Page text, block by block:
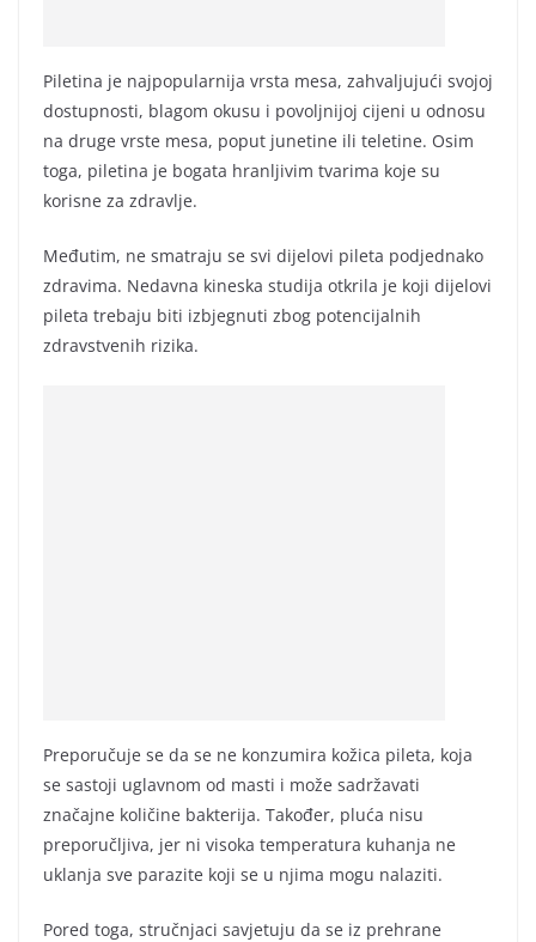
Piletina je najpopularnija vrsta mesa, zahvaljujući svojoj
dostupnosti, blagom okusu i povoljnijoj cijeni u odnosu
na druge vrste mesa, poput junetine ili teletine. Osim
toga, piletina je bogata hranljivim tvarima koje su
korisne za zdravlje.
Međutim, ne smatraju se svi dijelovi pileta podjednako
zdravima. Nedavna kineska studija otkrila je koji dijelovi
pileta trebaju biti izbjegnuti zbog potencijalnih
zdravstvenih rizika.
Preporučuje se da se ne konzumira kožica pileta, koja
se sastoji uglavnom od masti i može sadržavati
značajne količine bakterija. Također, pluća nisu
preporučljiva, jer ni visoka temperatura kuhanja ne
uklanja sve parazite koji se u njima mogu nalaziti.
Pored toga, stručnjaci savjetuju da se iz prehrane